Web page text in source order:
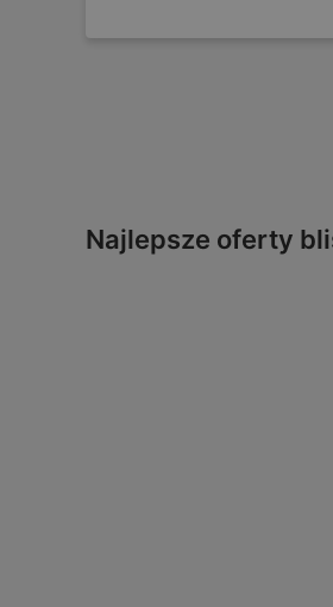
Najlepsze oferty